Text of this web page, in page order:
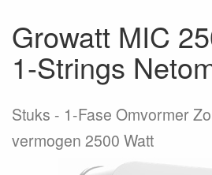
Growatt MIC
1-Strings
Stuks
1-Fase Omvormer
vermogen 2500 Watt